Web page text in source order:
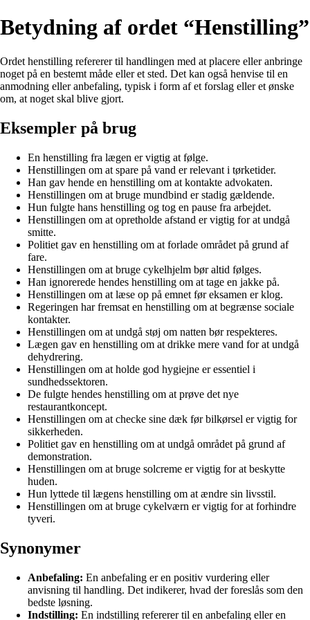
Betydning af ordet “Henstilling”
Ordet henstilling refererer til handlingen med at placere eller anbringe
noget på en bestemt måde eller et sted. Det kan også henvise til en
anmodning eller anbefaling, typisk i form af et forslag eller et ønske
om, at noget skal blive gjort.
Eksempler på brug
En henstilling fra lægen er vigtig at følge.
Henstillingen om at spare på vand er relevant i tørketider.
Han gav hende en henstilling om at kontakte advokaten.
Henstillingen om at bruge mundbind er stadig gældende.
Hun fulgte hans henstilling og tog en pause fra arbejdet.
Henstillingen om at opretholde afstand er vigtig for at undgå
smitte.
Politiet gav en henstilling om at forlade området på grund af
fare.
Henstillingen om at bruge cykelhjelm bør altid følges.
Han ignorerede hendes henstilling om at tage en jakke på.
Henstillingen om at læse op på emnet før eksamen er klog.
Regeringen har fremsat en henstilling om at begrænse sociale
kontakter.
Henstillingen om at undgå støj om natten bør respekteres.
Lægen gav en henstilling om at drikke mere vand for at undgå
dehydrering.
Henstillingen om at holde god hygiejne er essentiel i
sundhedssektoren.
De fulgte hendes henstilling om at prøve det nye
restaurantkoncept.
Henstillingen om at checke sine dæk før bilkørsel er vigtig for
sikkerheden.
Politiet gav en henstilling om at undgå området på grund af
demonstration.
Henstillingen om at bruge solcreme er vigtig for at beskytte
huden.
Hun lyttede til lægens henstilling om at ændre sin livsstil.
Henstillingen om at bruge cykelværn er vigtig for at forhindre
tyveri.
Synonymer
Anbefaling: En anbefaling er en positiv vurdering eller
anvisning til handling. Det indikerer, hvad der foreslås som den
bedste løsning.
Indstilling: En indstilling refererer til en anbefaling eller en